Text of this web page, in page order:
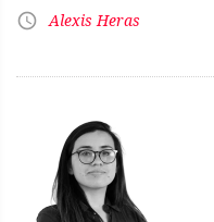
Alexis Heras